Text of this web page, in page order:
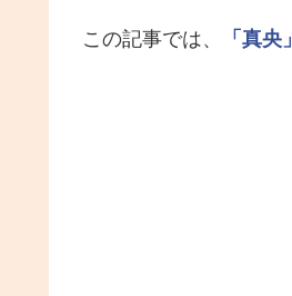
この記事では、 「真央」